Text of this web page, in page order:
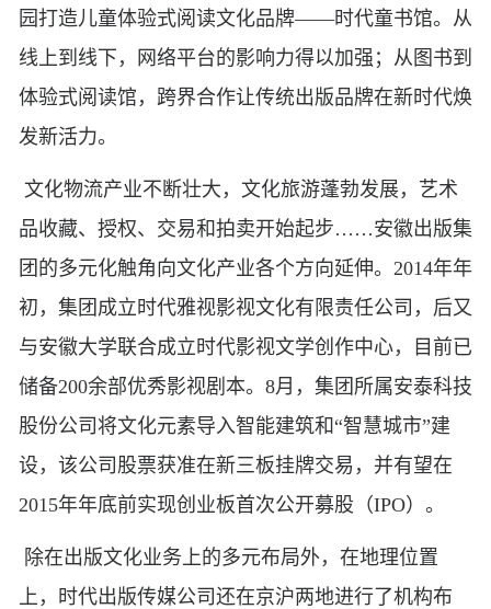
园打造儿童体验式阅读文化品牌——时代童书馆。从
线上到线下，网络平台的影响力得以加强；从图书到
体验式阅读馆，跨界合作让传统出版品牌在新时代焕
发新活力。
文化物流产业不断壮大，文化旅游蓬勃发展，艺术
品收藏、授权、交易和拍卖开始起步……安徽出版集
团的多元化触角向文化产业各个方向延伸。2014年年
初，集团成立时代雅视影视文化有限责任公司，后又
与安徽大学联合成立时代影视文学创作中心，目前已
储备200余部优秀影视剧本。8月，集团所属安泰科技
股份公司将文化元素导入智能建筑和“智慧城市”建
设，该公司股票获准在新三板挂牌交易，并有望在
2015年年底前实现创业板首次公开募股（IPO）。
除在出版文化业务上的多元布局外，在地理位置
上，时代出版传媒公司还在京沪两地进行了机构布